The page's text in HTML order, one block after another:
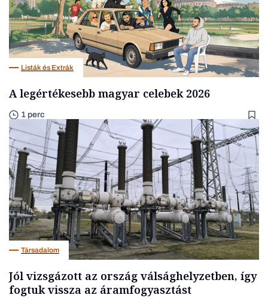
Listák és Extrák
A legértékesebb magyar celebek 2026
1 perc
Társadalom
Jól vizsgázott az ország válsághelyzetben, így
fogtuk vissza az áramfogyasztást